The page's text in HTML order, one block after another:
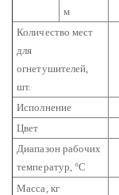
м
Количество мест
для
огнетушителей,
шт.
Исполнение
Цвет
Диапазон рабочих
температур, °С
Масса, кг